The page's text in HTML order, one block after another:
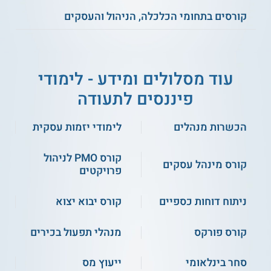
בלוח הזמנים האישי.
שוק ההון
דוחות כספיים
מסחר בניירות ערך
עקרונות דיווח כספי
מדידת ערכים חשבונאיים
צורת התאגדות של פעילות עסקית
מרצה הקורס הוא יועץ מימוני וכלכלי לחברות. הוא בעל תואר שני
הוראה במקצועות המימון ומנהל העסקים במוסדות אקדמיים
קורסים בתחומי הכלכלה, הניהול והעסקים
עוד מסלולים ומידע - לימודי
פיננסים לתעודה
הכשרות מנהלים לימודי יזמות עסקית
קורס מינהל עסקים
קורס PMO לניהול
פרויקטים
ניתוח דוחות כספיים
קורס יבוא יצוא
קורס פורקס
מנהלי תפעול בכירים
סחר בינלאומי
ייעוץ מס